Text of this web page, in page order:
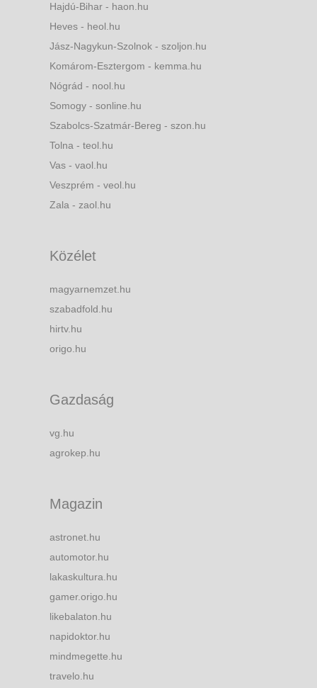
Hajdú-Bihar - haon.hu
Heves - heol.hu
Jász-Nagykun-Szolnok - szoljon.hu
Komárom-Esztergom - kemma.hu
Nógrád - nool.hu
Somogy - sonline.hu
Szabolcs-Szatmár-Bereg - szon.hu
Tolna - teol.hu
Vas - vaol.hu
Veszprém - veol.hu
Zala - zaol.hu
Közélet
magyarnemzet.hu
szabadfold.hu
hirtv.hu
origo.hu
Gazdaság
vg.hu
agrokep.hu
Magazin
astronet.hu
automotor.hu
lakaskultura.hu
gamer.origo.hu
likebalaton.hu
napidoktor.hu
mindmegette.hu
travelo.hu